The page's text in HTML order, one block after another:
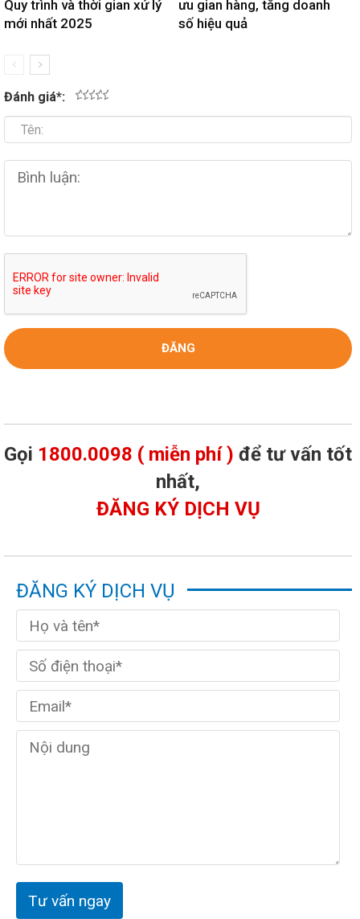
Quy trình và thời gian xử lý
mới nhất 2025
ưu gian hàng, tăng doanh
số hiệu quả
Đánh giá*:
Gọi 1800.0098 ( miễn phí ) để tư vấn tốt
nhất,
ĐĂNG KÝ DỊCH VỤ
ĐĂNG KÝ DỊCH VỤ